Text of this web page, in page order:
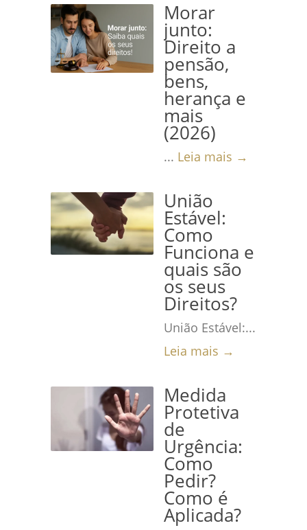
habitacional consiste em...
Leia mais →
Morar
junto:
Direito a
pensão,
bens,
herança e
mais
(2026)
... Leia mais →
União
Estável:
Como
Funciona e
quais são
os seus
Direitos?
União Estável:...
Leia mais →
Medida
Protetiva
de
Urgência:
Como
Pedir?
Como é
Aplicada?